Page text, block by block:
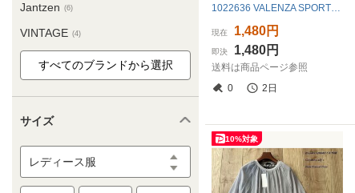
Jantzen (6)
VINTAGE (4)
サイズ
レディース服
1022636 VALENZA SPORTS バレンザスポーツ 白系 ラインストーン 半袖 セーター
現在 1,480円
即決 1,480円
送料は商品ページ参照
0
2日
10%対象